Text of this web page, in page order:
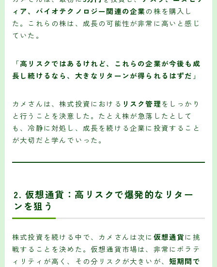
ィア、バイオテクノロジー関連の企業の株を購入し
た。これらの株は、成長の可能性が非常に高いと感じ
ていた。
「高リスクではあるけれど、これらの企業が今後も成
長し続けるなら、大きなリターンが得られるはずだ 」
カメさんは、株式投資における リスク管理をしっかり
と行うことを決意した。たとえ株が急落したとして
も、冷静に対処し、成長を続ける企業に投資すること
が大切だと学んでいった。
2. 仮想通貨：高リスクで爆発的なリター
ンを狙う
株式投資を続ける中で、カメさんは次に仮想通貨に挑
戦することを決めた。仮想通貨市場は、非常にボラテ
ィリティが高く、その分リスクが大きいが、 短期間で